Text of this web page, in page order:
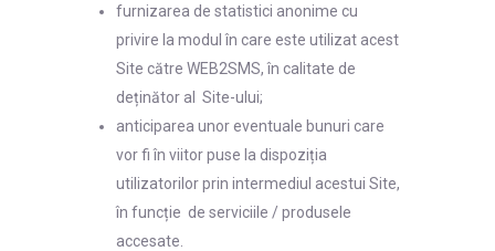
furnizarea de statistici anonime cu
privire la modul în care este utilizat acest
Site către WEB2SMS, în calitate de
deținător al Site-ului;
anticiparea unor eventuale bunuri care
vor fi în viitor puse la dispoziția
utilizatorilor prin intermediul acestui Site,
în funcție de serviciile / produsele
accesate.